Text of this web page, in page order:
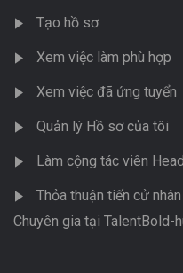
Tạo hồ sơ
Xem việc làm phù hợp
Xem việc đã ứng tuyển
Quản lý Hồ sơ của tôi
Làm cộng tác viên
Thỏa thuận tiến cử
Chuyên gia tại TalentBold-